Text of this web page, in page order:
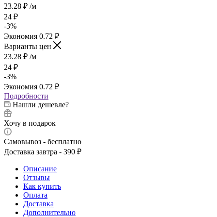
23.28 ₽ /м
24 ₽
-3%
Экономия 0.72 ₽
Варианты цен
23.28 ₽ /м
24 ₽
-3%
Экономия 0.72 ₽
Подробности
Нашли дешевле?
Хочу в подарок
Самовывоз - бесплатно
Доставка завтра - 390 ₽
Описание
Отзывы
Как купить
Оплата
Доставка
Дополнительно